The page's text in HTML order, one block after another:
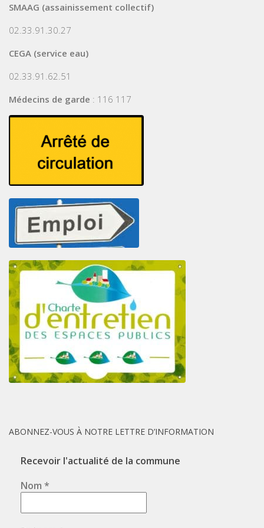
SMAAG (assainissement collectif)
02.33.91.30.27
CEGA (service eau)
02.33.91.62.51
Médecins de garde : 116 117
ABONNEZ-VOUS À NOTRE LETTRE D’INFORMATION
Recevoir l'actualité de la commune
Nom *